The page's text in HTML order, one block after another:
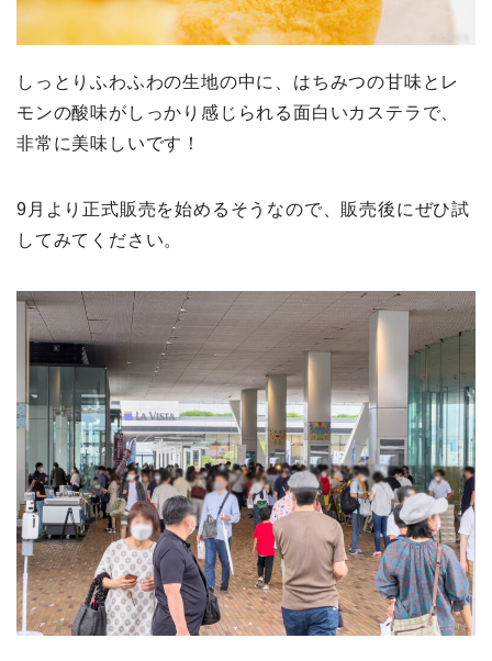
しっとりふわふわの生地の中に、はちみつの甘味とレ
モンの酸味がしっかり感じられる面白いカステラで、
非常に美味しいです！
9月より正式販売を始めるそうなので、販売後にぜひ試
してみてください。